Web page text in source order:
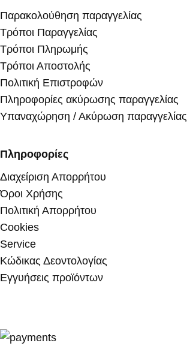
Παρακολούθηση παραγγελίας
Τρόποι Παραγγελίας
Τρόποι Πληρωμής
Τρόποι Αποστολής
Πολιτική Επιστροφών
Πληροφορίες ακύρωσης παραγγελίας
Υπαναχώρηση / Ακύρωση παραγγελίας
Πληροφορίες
Διαχείριση Απορρήτου
Όροι Χρήσης
Πολιτική Απορρήτου
Cookies
Service
Κώδικας Δεοντολογίας
Εγγυήσεις προϊόντων